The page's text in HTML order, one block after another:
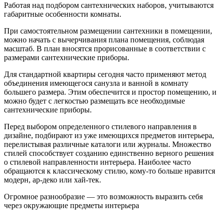
Работая над подбором сантехнических наборов, учитываются
габаритные особенности комнаты.
При самостоятельном размещении сантехники в помещении,
можно начать с вычерчивания плана помещения, соблюдая
масштаб. В план вносятся прорисованные в соответствии с
размерами сантехнические приборы.
Для стандартной квартиры сегодня часто применяют метод
объединения имеющегося санузла и ванной в комнату
большего размера. Этим обеспечится и простор помещению, и
можно будет с легкостью размещать все необходимые
сантехнические приборы.
Перед выбором определенного стилевого направления в
дизайне, подбирают из уже имеющихся предметов интерьера,
перелистывая различные каталоги или журналы. Множество
стилей способствует созданию единственно верного решения
о стилевой направленности интерьера. Наиболее часто
обращаются к классическому стилю, кому-то больше нравится
модерн, ар-деко или хай-тек.
Огромное разнообразие — это возможность выразить себя
через окружающие предметы интерьера